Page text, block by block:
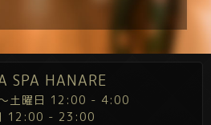
SPA HANARE
土曜日 12:00 - 4:00
12:00 - 23:00